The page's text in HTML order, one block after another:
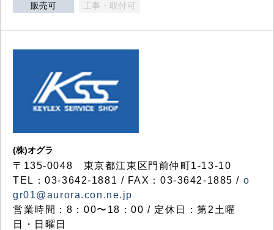
販売可 工事・取付可
(株)オグラ
〒135-0048 東京都江東区門前仲町1-13-10
TEL：03-3642-1881 / FAX：03-3642-1885 / o
gr01@aurora.con.ne.jp
営業時間：8：00〜18：00 / 定休日：第2土曜
日・日曜日